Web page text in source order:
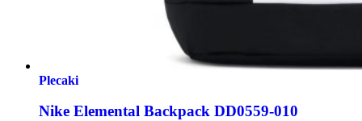
Plecaki
Nike Elemental Backpack DD0559-010